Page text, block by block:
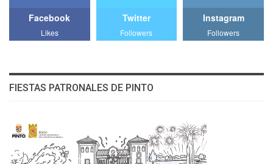
Facebook
Likes
Twitter
Followers
Instagram
Followers
FIESTAS PATRONALES DE PINTO